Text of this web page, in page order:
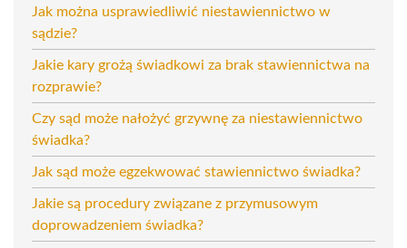
Jak można usprawiedliwić niestawiennictwo w
sądzie?
Jakie kary grożą świadkowi za brak stawiennictwa na
rozprawie?
Czy sąd może nałożyć grzywnę za niestawiennictwo
świadka?
Jak sąd może egzekwować stawiennictwo świadka?
Jakie są procedury związane z przymusowym
doprowadzeniem świadka?